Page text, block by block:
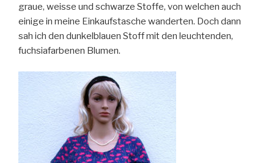
graue, weisse und schwarze Stoffe, von welchen auch
einige in meine Einkaufstasche wanderten. Doch dann
sah ich den dunkelblauen Stoff mit den leuchtenden,
fuchsiafarbenen Blumen.